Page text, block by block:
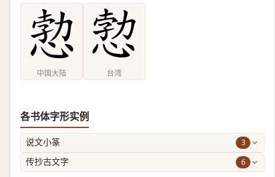
中国大陆 台湾
各书体字形实例
说文小篆 3
传抄古文字 6